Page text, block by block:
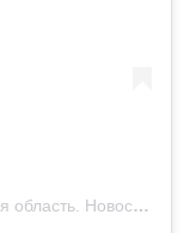
A post shared by Кокшетау. Акмолинская область. Новости. Реклама (@sinegor.kz)